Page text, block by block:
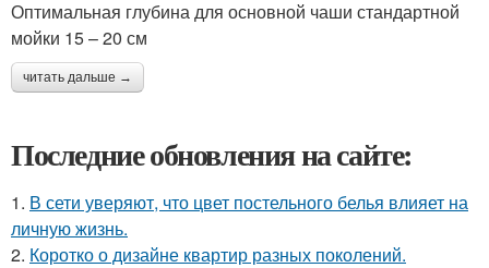
Оптимальная глубина для основной чаши стандартной
мойки 15 – 20 см
читать дальше →
Последние обновления на сайте:
1. В сети уверяют, что цвет постельного белья влияет на
личную жизнь.
2. Коротко о дизайне квартир разных поколений.